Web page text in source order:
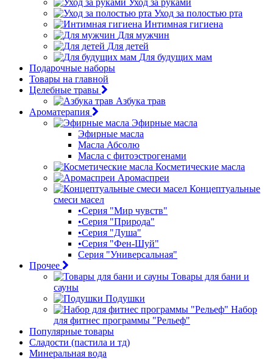
Уход за руками
Уход за полостью рта
Интимная гигиена
Для мужчин
Для детей
Для будущих мам
Подарочные наборы
Товары на главной
Целебные травы
Азбука трав
Ароматерапия
Эфирные масла
Эфирные масла
Масла Абсолю
Масла с фитоэстрогенами
Косметические масла
Аромаспреи
Концептуальные
смеси масел
•Серия "Мир чувств"
•Серия "Природа"
•Серия "Душа"
•Серия "Фен-Шуй"
Серия "Универсальная"
Прочее
Товары для бани и
сауны
Подушки
Набор
для фитнес программы "Рельеф"
Популярные товары
Сладости (пастила и тд)
Минеральная вода